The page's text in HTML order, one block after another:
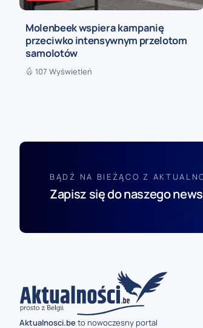
Molenbeek wspiera kampanię
przeciwko intensywnym przelotom
samolotów
107 Wyświetleń
BĄDŹ NA BIEŻĄCO Z
Zapisz się do naszego
Aktualnosci.beto nowoczesny portal